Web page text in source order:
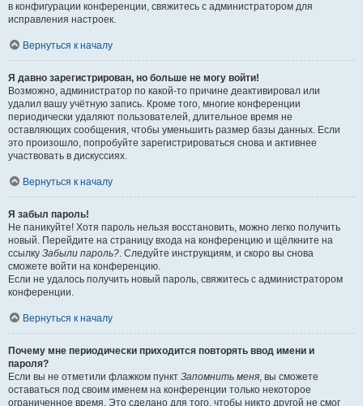
в конфигурации конференции, свяжитесь с администратором для
исправления настроек.
Вернуться к началу
Я давно зарегистрирован, но больше не могу войти!
Возможно, администратор по какой-то причине деактивировал или
удалил вашу учётную запись. Кроме того, многие конференции
периодически удаляют пользователей, длительное время не
оставляющих сообщения, чтобы уменьшить размер базы данных. Если
это произошло, попробуйте зарегистрироваться снова и активнее
участвовать в дискуссиях.
Вернуться к началу
Я забыл пароль!
Не паникуйте! Хотя пароль нельзя восстановить, можно легко получить
новый. Перейдите на страницу входа на конференцию и щёлкните на
ссылку Забыли пароль?. Следуйте инструкциям, и скоро вы снова
сможете войти на конференцию.
Если не удалось получить новый пароль, свяжитесь с администратором
конференции.
Вернуться к началу
Почему мне периодически приходится повторять ввод имени и
пароля?
Если вы не отметили флажком пункт Запомнить меня, вы сможете
оставаться под своим именем на конференции только некоторое
ограниченное время. Это сделано для того, чтобы никто другой не смог